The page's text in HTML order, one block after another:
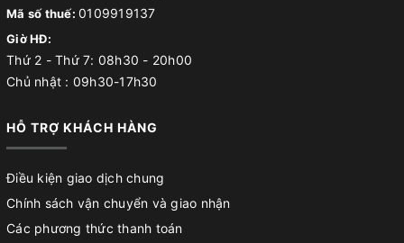
Mã số thuế: 0109919137
Giờ HĐ:
Thứ 2 - Thứ 7: 08h30 - 20h00
Chủ nhật : 09h30-17h30
HỖ TRỢ KHÁCH HÀNG
Điều kiện giao dịch chung
Chính sách vận chuyển và giao nhận
Các phương thức thanh toán